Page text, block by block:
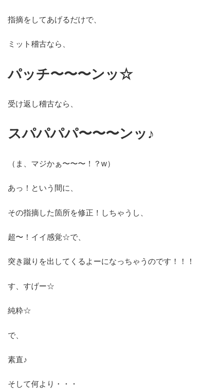
指摘をしてあげるだけで、
ミット稽古なら、
パッチ〜〜〜ンッ☆
受け返し稽古なら、
スパパパパ〜〜〜ンッ♪
（ま、マジかぁ〜〜〜！？w）
あっ！という間に、
その指摘した箇所を修正！しちゃうし、
超〜！イイ感覚☆で、
突き蹴りを出してくるよーになっちゃうのです！！！
す、すげー☆
純粋☆
で、
素直♪
そして何より・・・